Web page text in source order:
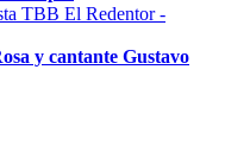
y cantante Gustavo